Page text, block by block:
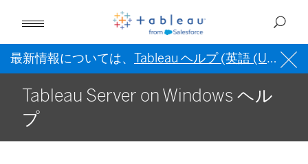
最新情報については、 Tableau ヘルプ (英語 (US)) を
Tableau Server on Windows ヘル
プ